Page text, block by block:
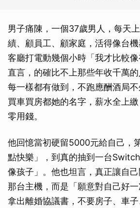
男子痛陳，一個37歲男人，每天
績、顧員工、顧家庭，活得像台
客廳打電動幾個小時「我才比較
直言，的確比不上那些年收千萬
每一樣都有做到，不跑應酬酒局不
買車買房都她的名字，薪水全上
零用錢。
他回憶當初硬留5000元給自己，
點快樂」，到真的抽到一台
像孩子」。他也坦言，真正讓自
那台主機，而是「願意對自己好
拿出離婚協議書，不要房子、車